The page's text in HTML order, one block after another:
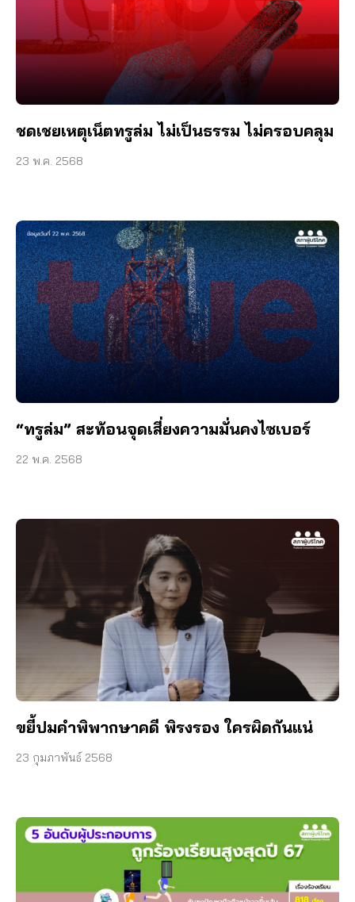
ชดเชยเหตุเน็ตทรูล่ม ไม่เป็นธรรม ไม่ครอบคลุม
23 พ.ค. 2568
“ทรูล่ม” สะท้อนจุดเสี่ยงความมั่นคงไซเบอร์
22 พ.ค. 2568
ขยี้ปมคำพิพากษาคดี พิรงรอง ใครผิดกันแน่
23 กุมภาพันธ์ 2568